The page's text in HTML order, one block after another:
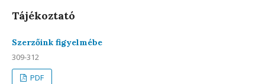
Tájékoztató
Szerzőink figyelmébe
309-312
PDF